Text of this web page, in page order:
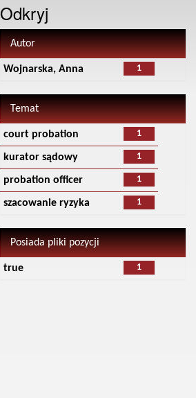
Odkryj
Autor
1
Wojnarska, Anna
Temat
1
court probation
1
kurator sądowy
1
probation officer
1
szacowanie ryzyka
Posiada pliki pozycji
1
true